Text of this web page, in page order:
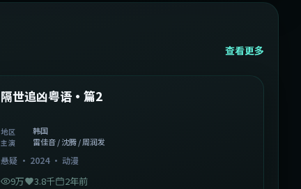
查看更多
精选
2:05:21
隔世追凶粤语·篇2
地区 韩国
主演 雷佳音 / 沈腾 / 周润发
悬疑· 2024· 动漫
9万 3.8千 2年前